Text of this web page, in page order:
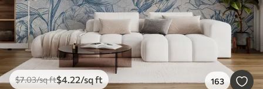
$7.03/sq ft$4 .22/sq ft 163